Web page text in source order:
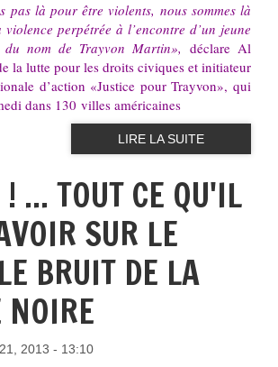
pas là pour être violents, nous sommes là
perpétrée à l’encontre d’un jeune
du nom de Trayvon Martin», déclare Al
la lutte pour les droits civiques et initiateur
d’action «Justice pour Trayvon», qui
dans 130 villes américaines
LIRE LA SUITE
... TOUT CE QU'IL
SUR LE
BRUIT DE LA
2013 - 13:10